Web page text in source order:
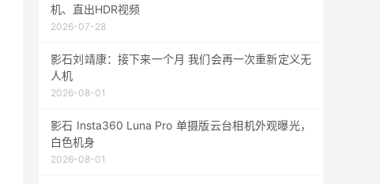
机、直出HDR视频
2026-07-28
影石刘靖康：接下来一个月 我们会再一次重新定义无
人机
2026-08-01
影石 Insta360 Luna Pro 单摄版云台相机外观曝光，
白色机身
2026-08-01